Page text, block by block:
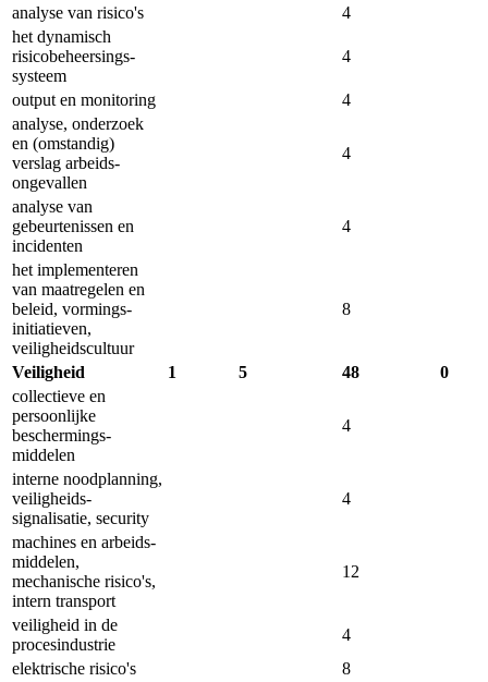
analyse van risico's
4
het dynamisch
risicobeheersings­
systeem
4
output en monitoring
4
analyse, onderzoek
en (omstandig)
verslag arbeids­
ongevallen
4
analyse van
gebeurtenissen en
incidenten
4
het implementeren
van maatregelen en
beleid, vormings­
initiatieven,
veiligheids­cultuur
8
Veiligheid 1 5 48
0
collectieve en
persoonlijke
beschermings­
middelen
4
interne noodplanning,
veiligheids­
signalisatie, security
4
machines en arbeids­
middelen,
mechanische risico's,
intern transport
12
veiligheid in de
proces­industrie
4
elektrische risico's
8